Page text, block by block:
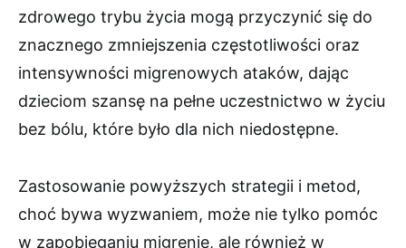
zdrowego trybu życia mogą przyczynić się do
znacznego zmniejszenia częstotliwości oraz
intensywności migrenowych ataków, dając
dzieciom szansę na pełne uczestnictwo w życiu
bez bólu, które było dla nich niedostępne.
Zastosowanie powyższych strategii i metod,
choć bywa wyzwaniem, może nie tylko pomóc
w zapobieganiu migrenie, ale również w